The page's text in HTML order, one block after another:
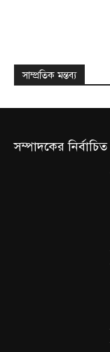
সাম্প্রতিক মন্তব্য
সম্পাদকের নির্বাচিত